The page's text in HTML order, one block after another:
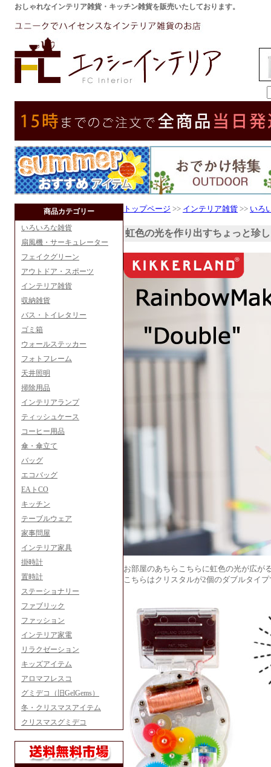
おしゃれなインテリア雑貨・キッチン雑貨を販売いたしております。
商品カテゴリー
いろいろな雑貨
扇風機・サーキュレーター
フェイクグリーン
アウトドア・スポーツ
インテリア雑貨
収納雑貨
バス・トイレタリー
ゴミ箱
ウォールステッカー
フォトフレーム
天井照明
掃除用品
インテリアランプ
ティッシュケース
コーヒー用品
傘・傘立て
バッグ
エコバッグ
EAトCO
キッチン
テーブルウェア
家事問屋
インテリア家具
掛時計
置時計
ステーショナリー
ファブリック
ファッション
インテリア家電
リラクゼーション
キッズアイテム
アロマフレスコ
グミデコ（旧GelGems）
冬・クリスマスアイテム
クリスマスグミデコ
トップページ >> インテリア雑貨 >> いろ
虹色の光を作り出すちょっと珍
お部屋のあちらこちらに虹色の光が広が
こちらはクリスタルが2個のダブルタイ